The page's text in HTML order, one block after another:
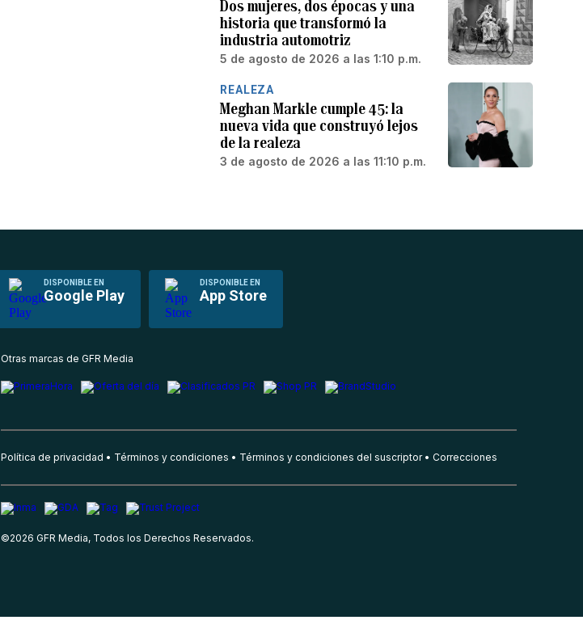
Dos mujeres, dos épocas y una
historia que transformó la
industria automotriz
5 de agosto de 2026 a las 1:10 p.m.
REALEZA
Meghan Markle cumple 45: la
nueva vida que construyó lejos
de la realeza
3 de agosto de 2026 a las 11:10 p.m.
DISPONIBLE EN
Google Play
DISPONIBLE EN
App Store
Otras marcas de GFR Media
Política de privacidad Términos y condiciones Términos y condiciones del suscriptor Correcciones
©2026 GFR Media, Todos los Derechos Reservados.